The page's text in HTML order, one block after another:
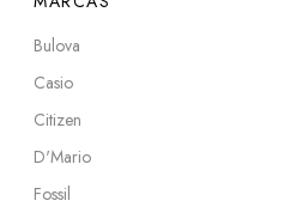
Bulova
Casio
Citizen
D'Mario
Fossil